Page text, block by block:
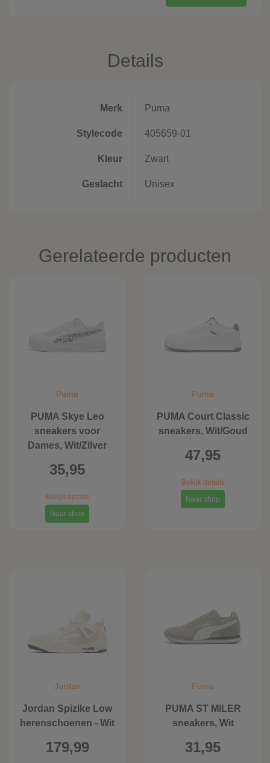
Details
Merk Puma
Stylecode 405659-01
Kleur Zwart
Geslacht Unisex
Gerelateerde producten
Puma
PUMA Skye Leo
sneakers voor
Dames, Wit/Zilver
35,95
Bekijk details
Naar shop
Puma
PUMA Court Classic
sneakers, Wit/Goud
47,95
Bekijk details
Naar shop
Jordan
Jordan Spizike Low
herenschoenen - Wit
179,99
Puma
PUMA ST MILER
sneakers, Wit
31,95